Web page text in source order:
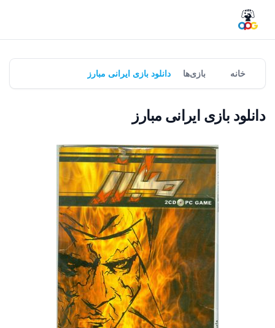
خانه بازی‌ها دانلود بازی ایرانی مبارز
دانلود بازی ایرانی مبارز